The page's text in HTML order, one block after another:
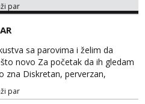
par
sa parovima i želim da
novo Za početak da ih gledam
zna Diskretan, perverzan,
muškarci me ne zanimaju!!!
Telegram @Dekster98
par